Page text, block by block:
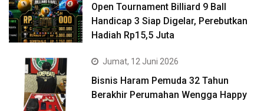
Open Tournament Billiard 9 Ball
Handicap 3 Siap Digelar, Perebutkan
Hadiah Rp15,5 Juta
Jumat, 12 Juni 2026
Bisnis Haram Pemuda 32 Tahun
Berakhir Perumahan Wengga Happy